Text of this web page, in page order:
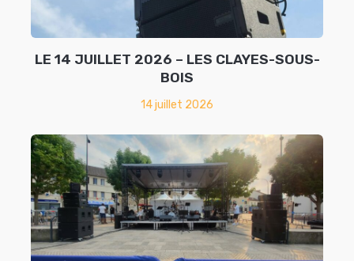
LE 14 JUILLET 2026 – LES CLAYES-SOUS-
BOIS
14 juillet 2026